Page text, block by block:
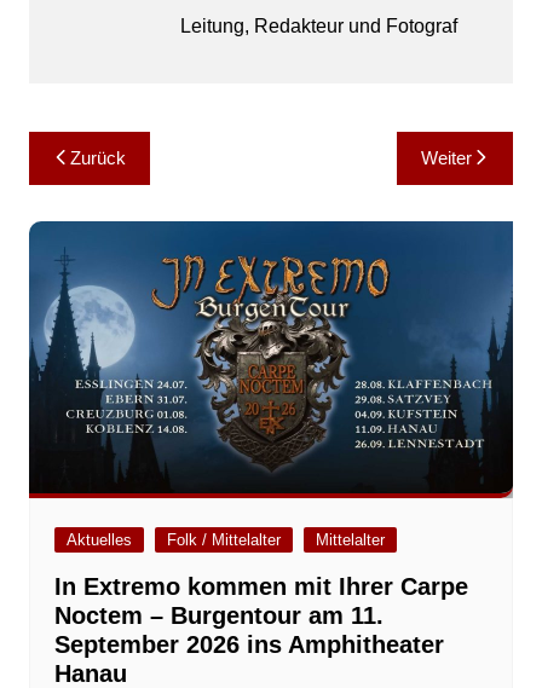
Leitung, Redakteur und Fotograf
Beitragsnavigation
Zurück Weiter
Aktuelles Folk / Mittelalter Mittelalter
In Extremo kommen mit Ihrer Carpe
Noctem – Burgentour am 11.
September 2026 ins Amphitheater
Hanau